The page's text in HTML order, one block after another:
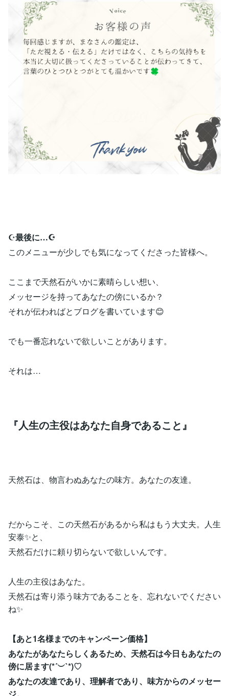
☪️最後に…☪️
このメニューが少しでも気になってくださった皆様へ。
ここまで天然石がいかに素晴らしい想い、
メッセージを持ってあなたの傍にいるか？
それが伝わればとブログを書いています😊
でも一番忘れないで欲しいことがあります。
それは…
『人生の主役はあなた自身であること』
天然石は、物言わぬあなたの味方。あなたの友達。
だからこそ、この天然石があるから私はもう大丈夫。人生
安泰✨と、
天然石だけに頼り切らないで欲しいんです。
人生の主役はあなた。
天然石は寄り添う味方であることを、忘れないでください
ね✨
【あと1名様までのキャンペーン価格】
あなたがあなたらしくあるため、天然石は今日もあなたの
傍に居ます(*´︶`*)♡
あなたの友達であり、理解者であり、味方からのメッセー